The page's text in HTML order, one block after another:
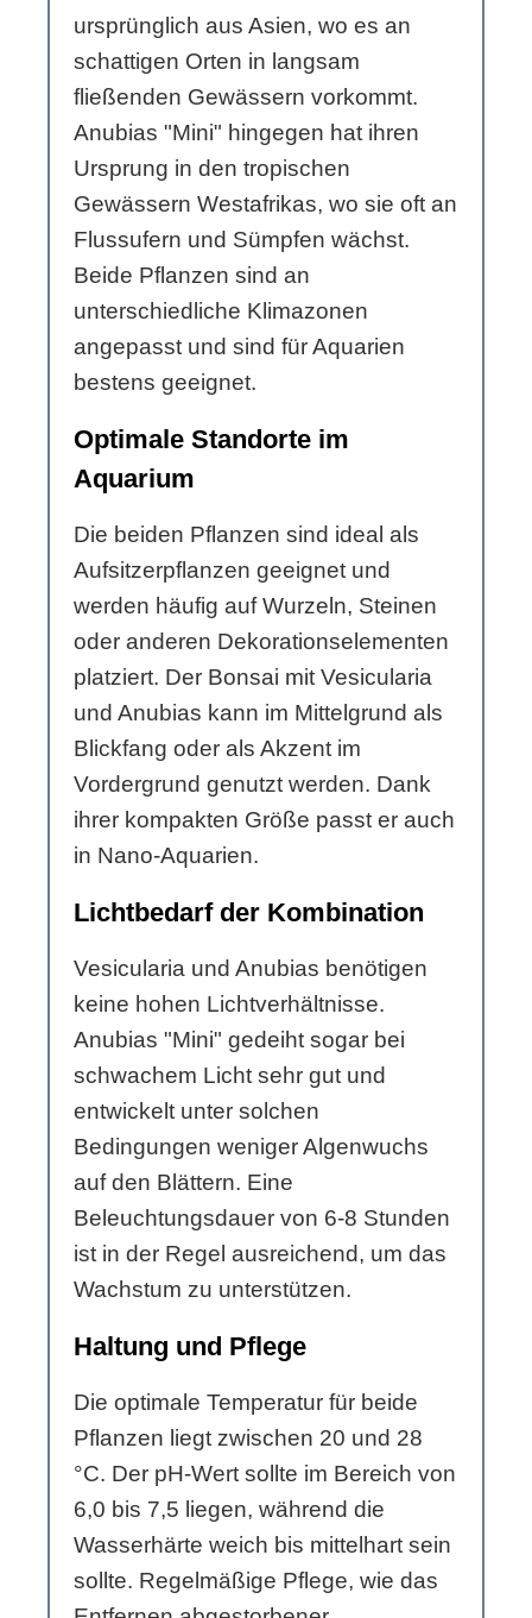
ursprünglich aus Asien, wo es an
schattigen Orten in langsam
fließenden Gewässern vorkommt.
Anubias "Mini" hingegen hat ihren
Ursprung in den tropischen
Gewässern Westafrikas, wo sie oft an
Flussufern und Sümpfen wächst.
Beide Pflanzen sind an
unterschiedliche Klimazonen
angepasst und sind für Aquarien
bestens geeignet.
Optimale Standorte im
Aquarium
Die beiden Pflanzen sind ideal als
Aufsitzerpflanzen geeignet und
werden häufig auf Wurzeln, Steinen
oder anderen Dekorationselementen
platziert. Der Bonsai mit Vesicularia
und Anubias kann im Mittelgrund als
Blickfang oder als Akzent im
Vordergrund genutzt werden. Dank
ihrer kompakten Größe passt er auch
in Nano-Aquarien.
Lichtbedarf der Kombination
Vesicularia und Anubias benötigen
keine hohen Lichtverhältnisse.
Anubias "Mini" gedeiht sogar bei
schwachem Licht sehr gut und
entwickelt unter solchen
Bedingungen weniger Algenwuchs
auf den Blättern. Eine
Beleuchtungsdauer von 6-8 Stunden
ist in der Regel ausreichend, um das
Wachstum zu unterstützen.
Haltung und Pflege
Die optimale Temperatur für beide
Pflanzen liegt zwischen 20 und 28
°C. Der pH-Wert sollte im Bereich von
6,0 bis 7,5 liegen, während die
Wasserhärte weich bis mittelhart sein
sollte. Regelmäßige Pflege, wie das